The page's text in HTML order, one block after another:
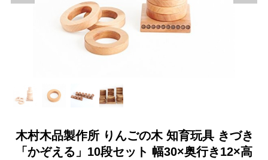
木村木品製作所 りんごの木 知育玩具 きづき
「かぞえる」10段セット 幅30×奥行き12×高